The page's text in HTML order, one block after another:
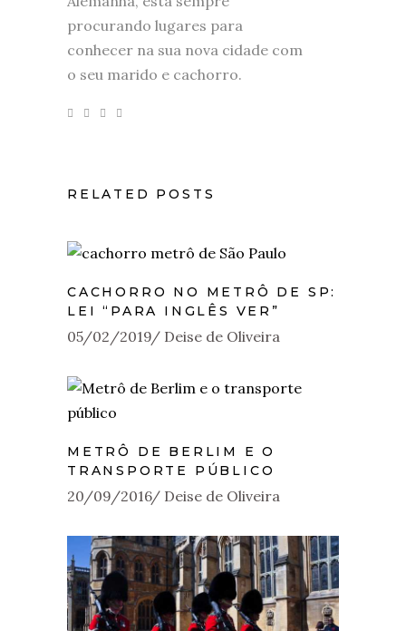
procurando lugares para
conhecer na sua nova cidade com
o seu marido e cachorro.
RELATED POSTS
CACHORRO NO METRÔ DE SP:
LEI “PARA INGLÊS VER”
05/02/2019 Deise de Oliveira
METRÔ DE BERLIM E O
TRANSPORTE PÚBLICO
20/09/2016 Deise de Oliveira